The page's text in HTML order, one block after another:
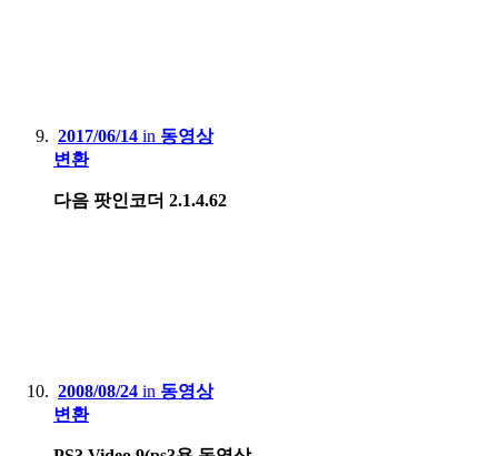
2017/06/14 in 동영상
변환
다음 팟인코더 2.1.4.62
2008/08/24 in 동영상
변환